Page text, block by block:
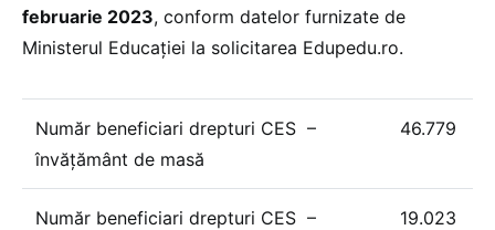
februarie 2023, conform datelor furnizate de
Ministerul Educației la solicitarea Edupedu.ro.
Număr beneficiari drepturi CES –
învățământ de masă
46.779
Număr beneficiari drepturi CES –
19.023